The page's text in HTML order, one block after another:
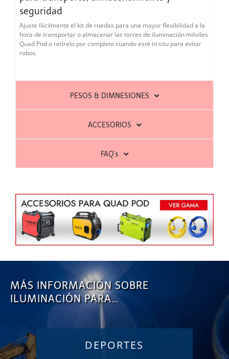
seguridad
Ajuste fácilmente el kit de ruedas para una mayor flexibilidad a la
hora de transportar o almacenar las torres de iluminación móviles
Quad Pod o retírelo por completo cuando esté in situ para evitar
robos.
PESOS & DIMNESIONES
ACCESORIOS
FAQ's
MÁS INFORMACIÓN SOBRE
ILUMINACIÓN PARA…
DEPORTES